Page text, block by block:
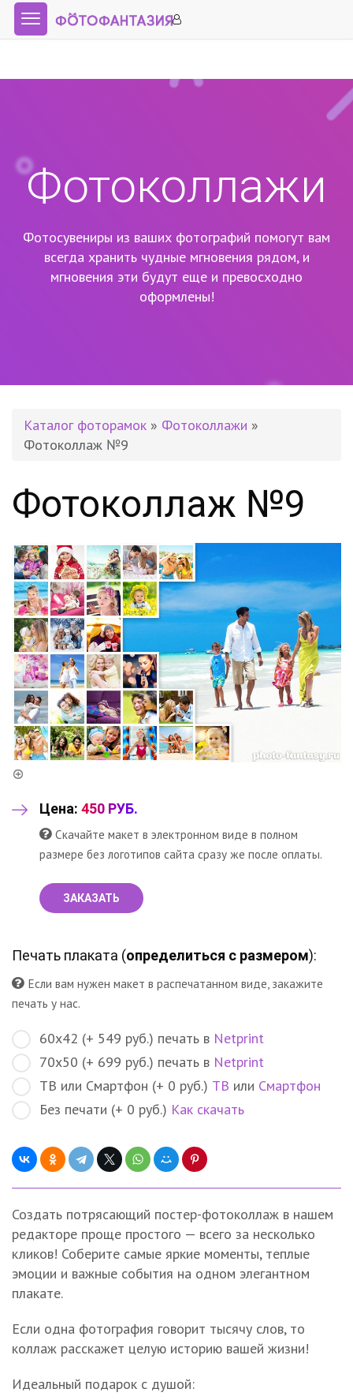
Фотоколлажи
Фотосувениры из ваших фотографий помогут вам
всегда хранить чудные мгновения рядом, и
мгновения эти будут еще и превосходно
оформлены!
Каталог фоторамок » Фотоколлажи »
Фотоколлаж №9
Фотоколлаж №9
Цена: 450 РУБ.
Скачайте макет в электронном виде в полном
размере без логотипов сайта сразу же после оплаты.
ЗАКАЗАТЬ
Печать плаката (определиться с размером):
Если вам нужен макет в распечатанном виде, закажите
печать у нас.
60х42 (+ 549 руб.) печать в Netprint
70х50 (+ 699 руб.) печать в Netprint
ТВ или Смартфон (+ 0 руб.) ТВ или Смартфон
Без печати (+ 0 руб.) Как скачать
Создать потрясающий постер-фотоколлаж в нашем
редакторе проще простого — всего за несколько
кликов! Соберите самые яркие моменты, теплые
эмоции и важные события на одном элегантном
плакате.
Если одна фотография говорит тысячу слов, то
коллаж расскажет целую историю вашей жизни!
Идеальный подарок с душой: